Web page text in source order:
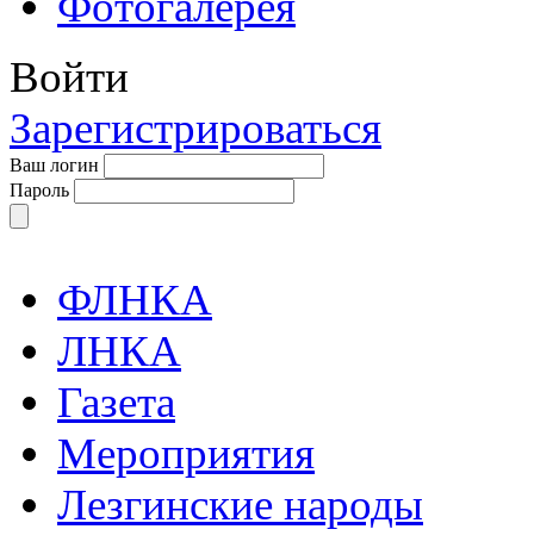
Войти
Зарегистрироваться
Ваш логин
Пароль
ФЛНКА
ЛНКА
Газета
Мероприятия
Лезгинские народы